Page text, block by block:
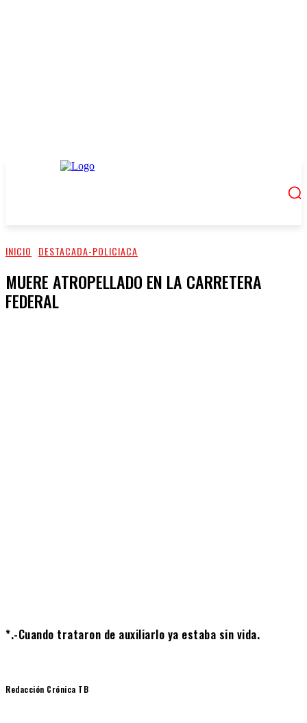
INICIO DESTACADA-POLICIACA
MUERE ATROPELLADO EN LA CARRETERA
FEDERAL
*.-Cuando trataron de auxiliarlo ya estaba sin vida.
Redacción Crónica TB